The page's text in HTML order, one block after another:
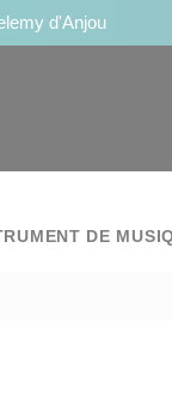
d'Anjou
DE